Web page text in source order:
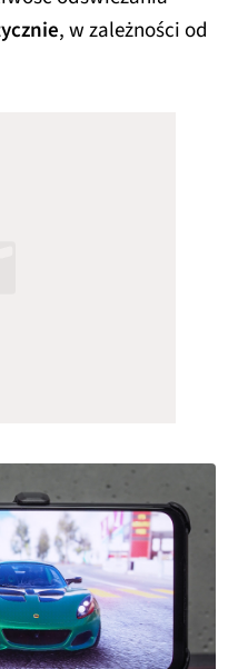
, w zależności od